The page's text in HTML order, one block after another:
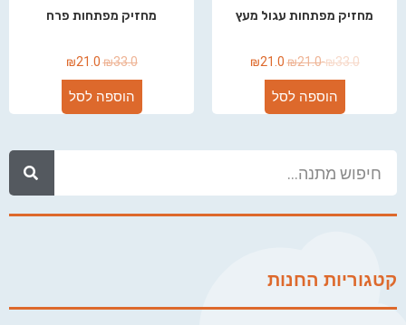
קטגוריות החנות
מחזיק מפתחות עגול מעץ
₪33.0
₪21.0
₪21.0
הוספה לסל
מחזיק מפתחות פרח
₪33.0
₪21.0
הוספה לסל